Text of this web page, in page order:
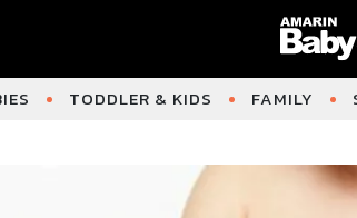
TODDLER & KIDS FAMILY